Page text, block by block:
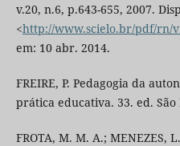
v.20, n.6, p.643-655, 2007.
<http://www.scielo.br/pdf/rn/
em: 10 abr. 2014.
FREIRE, P. Pedagogia da
prática educativa. 33. ed. São
FROTA, M. M. A.; MENEZES,